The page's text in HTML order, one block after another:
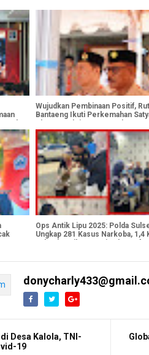
Wujudkan Pembinaan Positif,
Bantaeng Ikuti Perkemahan
Ops Antik Lipu 2025: Polda
Ungkap 281 Kasus Narkoba, 1,4
Desa Kalola, TNI-
19